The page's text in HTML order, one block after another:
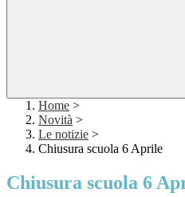
Home >
Novità >
Le notizie >
Chiusura scuola 6 Aprile
Chiusura scuola 6